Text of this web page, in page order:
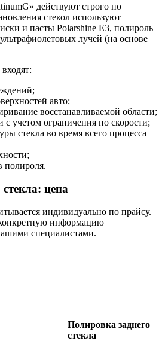
действуют строго по
стекол используют
и пасты Polarshine Е3, полироль
лучей (на основе
авто;
восстанавливаемой области;
с учетом ограничения по скорости;
стекла во время всего процесса
полироля.
цена
индивидуально по прайсу.
информацию
специалистами.
Полировка заднего
стекла